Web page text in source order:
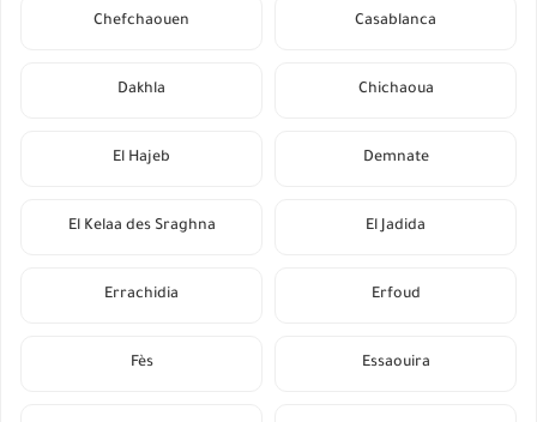
Casablanca
Chefchaouen
Chichaoua
Dakhla
Demnate
El Hajeb
El Jadida
El Kelaa des Sraghna
Erfoud
Errachidia
Essaouira
Fès